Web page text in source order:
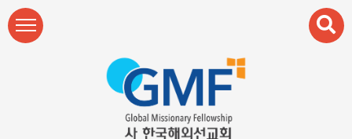
본문 바로가기